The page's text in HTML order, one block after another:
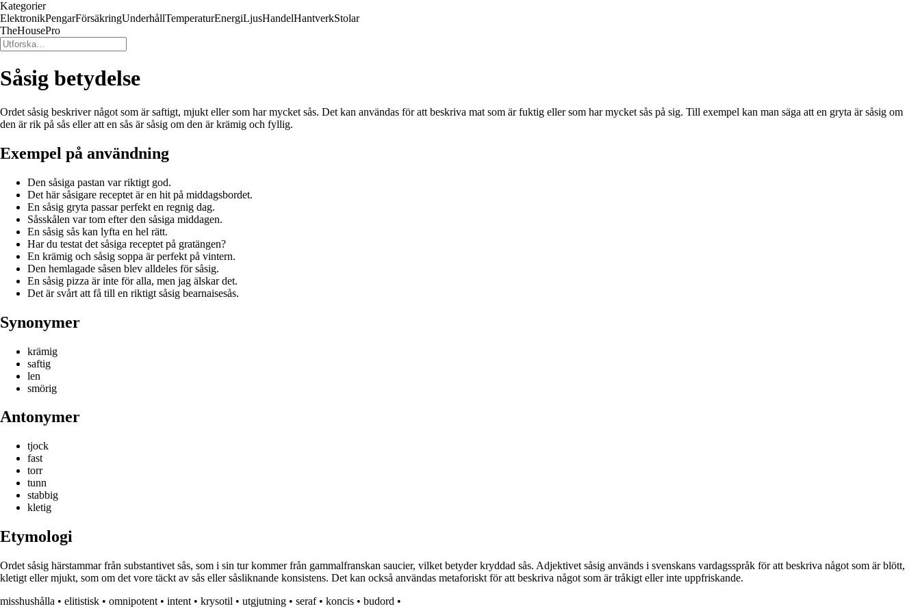
Kategorier
ElektronikPengarFörsäkringUnderhållTemperaturEnergiLjusHandelHantverkStolar
TheHousePro
Såsig betydelse
Ordet såsig beskriver något som är saftigt, mjukt eller som har mycket sås. Det kan användas för att beskriva mat som är fuktig eller som har mycket sås på sig. Till exempel kan man säga att en gryta är såsig om
den är rik på sås eller att en sås är såsig om den är krämig och fyllig.
Exempel på användning
Den såsiga pastan var riktigt god.
Det här såsigare receptet är en hit på middagsbordet.
En såsig gryta passar perfekt en regnig dag.
Såsskålen var tom efter den såsiga middagen.
En såsig sås kan lyfta en hel rätt.
Har du testat det såsiga receptet på gratängen?
En krämig och såsig soppa är perfekt på vintern.
Den hemlagade såsen blev alldeles för såsig.
En såsig pizza är inte för alla, men jag älskar det.
Det är svårt att få till en riktigt såsig bearnaisesås.
Synonymer
krämig
saftig
len
smörig
Antonymer
tjock
fast
torr
tunn
stabbig
kletig
Etymologi
Ordet såsig härstammar från substantivet sås, som i sin tur kommer från gammalfranskan saucier, vilket betyder kryddad sås. Adjektivet såsig används i svenskans vardagsspråk för att beskriva något som är blött,
kletigt eller mjukt, som om det vore täckt av sås eller såsliknande konsistens. Det kan också användas metaforiskt för att beskriva något som är tråkigt eller inte uppfriskande.
misshushålla • elitistisk • omnipotent • intent • krysotil • utgjutning • seraf• koncis • budord •